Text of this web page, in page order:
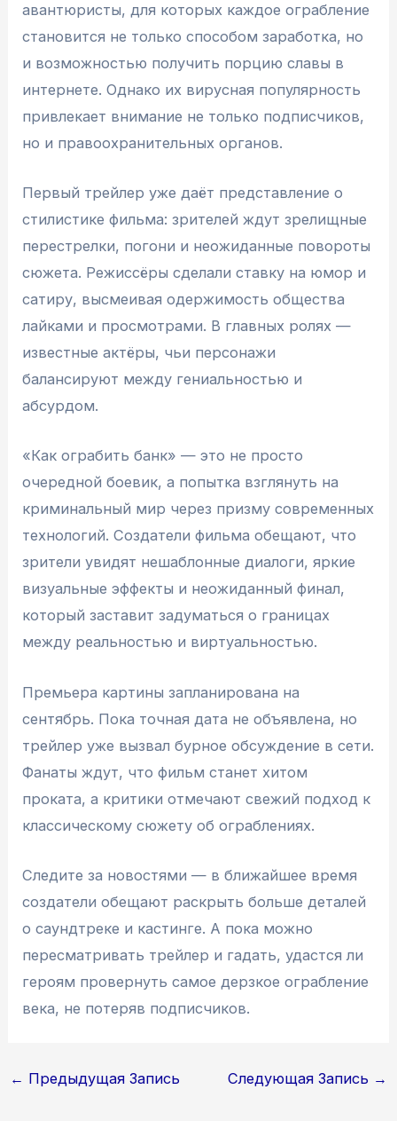
авантюристы, для которых каждое ограбление
становится не только способом заработка, но
и возможностью получить порцию славы в
интернете. Однако их вирусная популярность
привлекает внимание не только подписчиков,
но и правоохранительных органов.
Первый трейлер уже даёт представление о
стилистике фильма: зрителей ждут зрелищные
перестрелки, погони и неожиданные повороты
сюжета. Режиссёры сделали ставку на юмор и
сатиру, высмеивая одержимость общества
лайками и просмотрами. В главных ролях —
известные актёры, чьи персонажи
балансируют между гениальностью и
абсурдом.
«Как ограбить банк» — это не просто
очередной боевик, а попытка взглянуть на
криминальный мир через призму современных
технологий. Создатели фильма обещают, что
зрители увидят нешаблонные диалоги, яркие
визуальные эффекты и неожиданный финал,
который заставит задуматься о границах
между реальностью и виртуальностью.
Премьера картины запланирована на
сентябрь. Пока точная дата не объявлена, но
трейлер уже вызвал бурное обсуждение в сети.
Фанаты ждут, что фильм станет хитом
проката, а критики отмечают свежий подход к
классическому сюжету об ограблениях.
Следите за новостями — в ближайшее время
создатели обещают раскрыть больше деталей
о саундтреке и кастинге. А пока можно
пересматривать трейлер и гадать, удастся ли
героям провернуть самое дерзкое ограбление
века, не потеряв подписчиков.
Навигация
← Предыдущая Запись Следующая Запись →